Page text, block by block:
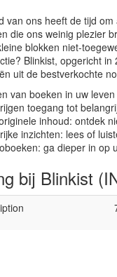
van ons heeft de tijd
die ons weinig plezier
blokken niet-
Blinkist, opgericht
uit de bestverkochte
van boeken in uw
toegang tot
inhoud: ontdek
inzichten: lees of
ga dieper in op
bij Blinkist